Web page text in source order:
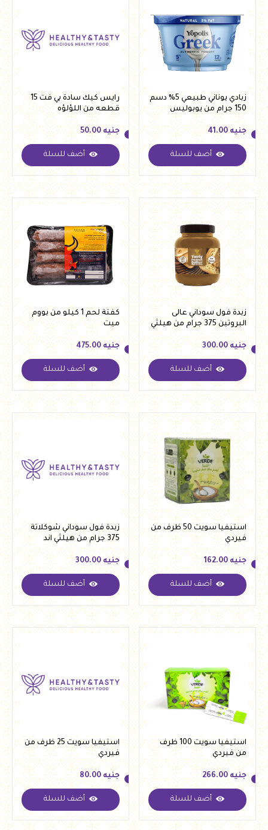
زبادي يوناني طبيعي 5% دسم
150 جرام من يوبوليس
جنيه
جنيه 41.00
أضف للسلة
رايس كيك سادة بي فت 15
قطعه من اللؤلؤه
جنيه
جنيه 50.00
أضف للسلة
زبدة فول سوداني عالى
البروتين 375 جرام من هيلثي
اند تيستي
جنيه
جنيه 300.00
أضف للسلة
كفتة لحم 1 كيلو من بووم
ميت
جنيه
جنيه 475.00
أضف للسلة
استيفيا سويت 50 ظرف من
فيردي
جنيه
جنيه 162.00
أضف للسلة
زبدة فول سوداني شوكلاتة
375 جرام من هيلثي اند
تيستي
جنيه
جنيه 300.00
أضف للسلة
استيفيا سويت 100 ظرف
من فيردي
جنيه
جنيه 266.00
أضف للسلة
استيفيا سويت 25 ظرف من
فيردي
جنيه
جنيه 80.00
أضف للسلة